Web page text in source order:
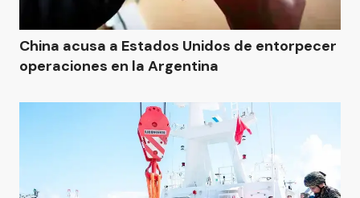
China acusa a Estados Unidos de entorpecer
operaciones en la Argentina